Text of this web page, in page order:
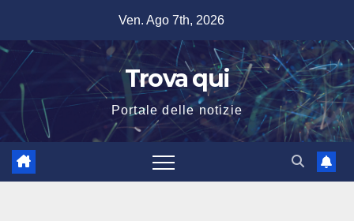
contenuto
Ven. Ago 7th, 2026
Trova qui
Portale delle notizie